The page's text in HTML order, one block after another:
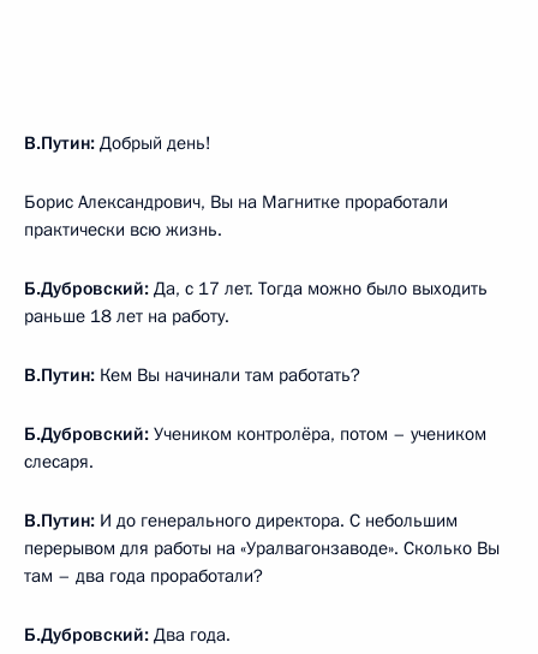
В.Путин: Добрый день!
Борис Александрович, Вы на Магнитке проработали
практически всю жизнь.
Б.Дубровский: Да, с 17 лет. Тогда можно было выходить
раньше 18 лет на работу.
В.Путин: Кем Вы начинали там работать?
Б.Дубровский: Учеником контролёра, потом – учеником
слесаря.
В.Путин: И до генерального директора. С небольшим
перерывом для работы на «Уралвагонзаводе». Сколько Вы
там – два года проработали?
Б.Дубровский: Два года.